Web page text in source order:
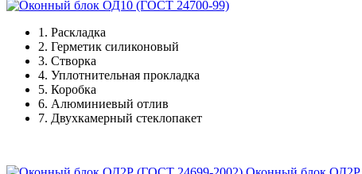
1. Раскладка
2. Герметик силиконовый
3. Створка
4. Уплотнительная прокладка
5. Коробка
6. Алюминиевый отлив
7. Двухкамерный стеклопакет